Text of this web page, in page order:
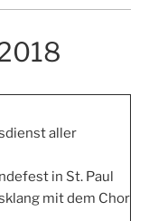
aller
in St. Paul
mit dem Chor